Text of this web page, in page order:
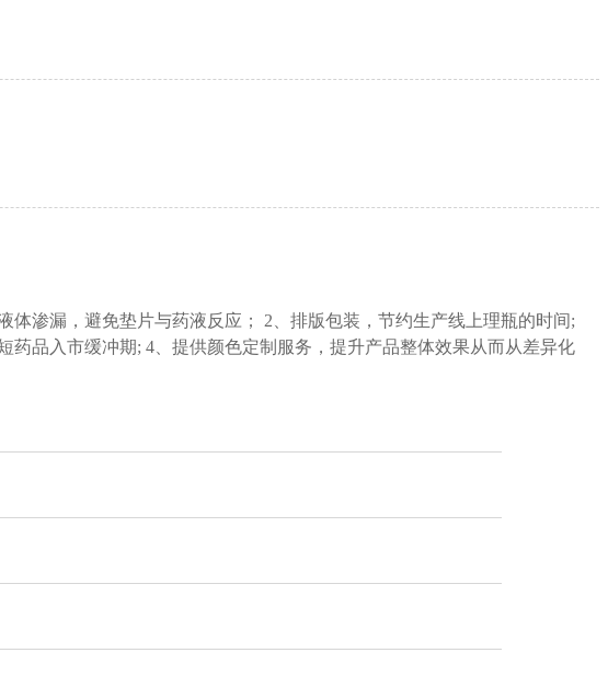
体渗漏，避免垫片与药液反应； 2、排版包装，节约生产线上理瓶的时间;
药品入市缓冲期; 4、提供颜色定制服务，提升产品整体效果从而从差异化